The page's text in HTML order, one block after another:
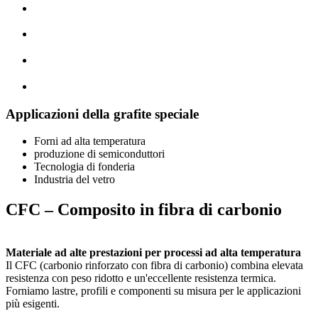
Applicazioni della grafite speciale
Forni ad alta temperatura
produzione di semiconduttori
Tecnologia di fonderia
Industria del vetro
CFC – Composito in fibra di carbonio
Materiale ad alte prestazioni per processi ad alta temperatura
Il CFC (carbonio rinforzato con fibra di carbonio) combina elevata
resistenza con peso ridotto e un'eccellente resistenza termica.
Forniamo lastre, profili e componenti su misura per le applicazioni
più esigenti.